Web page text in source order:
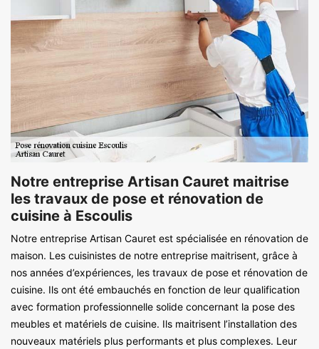
Notre entreprise Artisan Cauret maitrise
les travaux de pose et rénovation de
cuisine à Escoulis
Notre entreprise Artisan Cauret est spécialisée en rénovation de
maison. Les cuisinistes de notre entreprise maitrisent, grâce à
nos années d’expériences, les travaux de pose et rénovation de
cuisine. Ils ont été embauchés en fonction de leur qualification
avec formation professionnelle solide concernant la pose des
meubles et matériels de cuisine. Ils maitrisent l’installation des
nouveaux matériels plus performants et plus complexes. Leur